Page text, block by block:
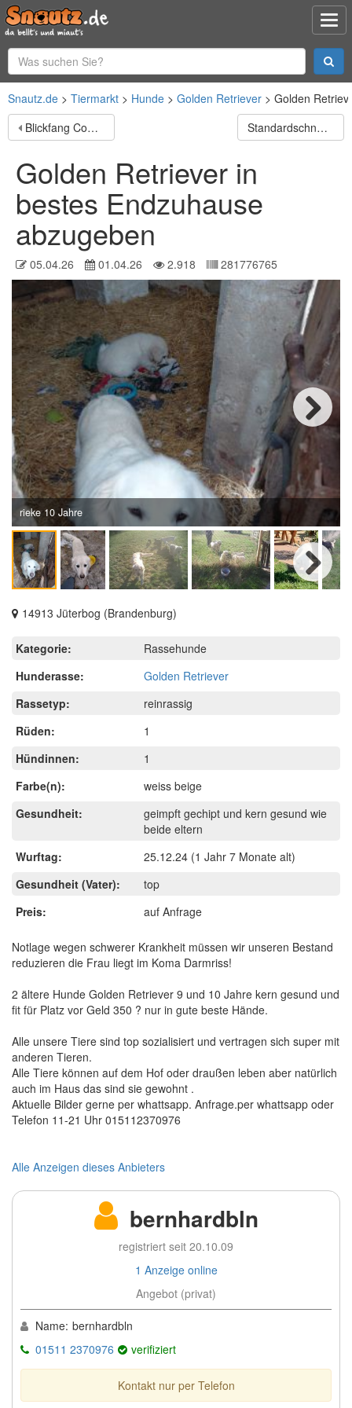
Snautz.de Tiermarkt Hunde Golden Retriever
Golden
Blickfang Cookie sucht einen Platz als Einzelprinz!
Standardschnauzerwelpen
Golden Retriever in
bestes Endzuhause
abzugeben
05.04.26 01.04.26 2.918 281776765
rieke 10 Jahre
Next
Next
14913 Jüterbog (Brandenburg)
Kategorie:
Rassehunde
Hunderasse:
Golden Retriever
Rassetyp:
reinrassig
Rüden:
1
Hündinnen:
1
Farbe(n):
weiss beige
Gesundheit:
geimpft gechipt und kern gesund wie
beide eltern
Wurftag:
25.12.24 (1 Jahr 7 Monate alt)
Gesundheit (Vater):
top
Preis:
auf Anfrage
Notlage wegen schwerer Krankheit müssen wir unseren Bestand
reduzieren die Frau liegt im Koma Darmriss!
2 ältere Hunde Golden Retriever 9 und 10 Jahre kern gesund und
fit für Platz vor Geld 350 ? nur in gute beste Hände.
Alle unsere Tiere sind top sozialisiert und vertragen sich super mit
anderen Tieren.
Alle Tiere können auf dem Hof oder draußen leben aber natürlich
auch im Haus das sind sie gewohnt .
Aktuelle Bilder gerne per whattsapp. Anfrage.per whattsapp oder
Telefon 11-21 Uhr 015112370976
Alle Anzeigen dieses Anbieters
bernhardbln
registriert seit 20.10.09
1 Anzeige online
Angebot (privat)
Name: bernhardbln
01511 2370976
verifiziert
Kontakt nur per Telefon